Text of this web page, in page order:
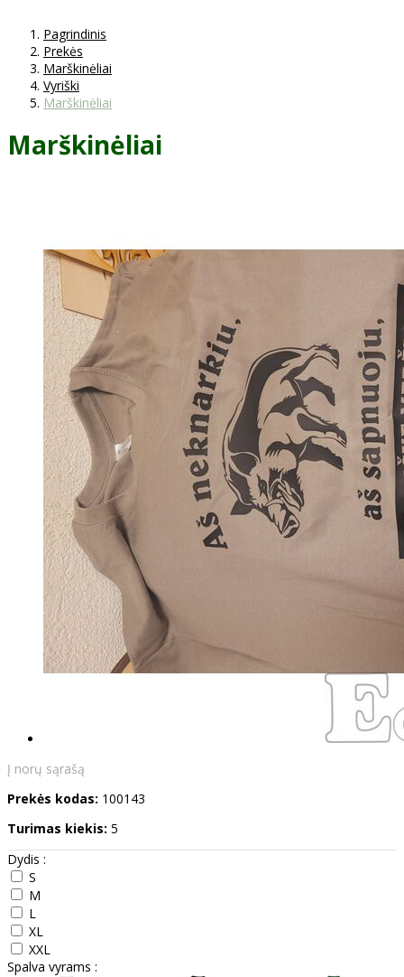
Pagrindinis
Prekės
Marškinėliai
Vyriški
Marškinėliai
Marškinėliai
Į norų sąrašą
Prekės kodas: 100143
Turimas kiekis: 5
Dydis :
S
M
L
XL
XXL
Spalva vyrams :